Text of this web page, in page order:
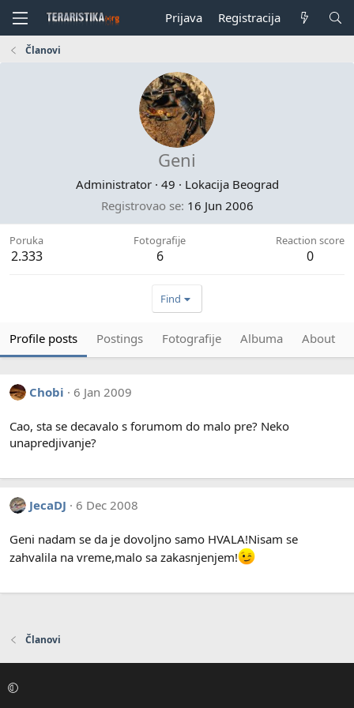
Prijava Registracija
Članovi
Geni
Administrator · 49 · Lokacija Beograd
Registrovao se 16 Jun 2006
Poruka
2.333
Fotografije
6
Reaction score
0
Find
Profile posts Postings Fotografije Albuma About
Chobi 6 Jan 2009
Cao, sta se decavalo s forumom do malo pre? Neko
unapredjivanje?
JecaDJ 6 Dec 2008
Geni nadam se da je dovoljno samo HVALA!Nisam se
zahvalila na vreme,malo sa zakasnjenjem!
Članovi